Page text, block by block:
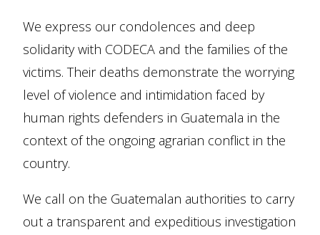
We express our condolences and deep
solidarity with CODECA and the families of the
victims. Their deaths demonstrate the worrying
level of violence and intimidation faced by
human rights defenders in Guatemala in the
context of the ongoing agrarian conflict in the
country.
We call on the Guatemalan authorities to carry
out a transparent and expeditious investigation